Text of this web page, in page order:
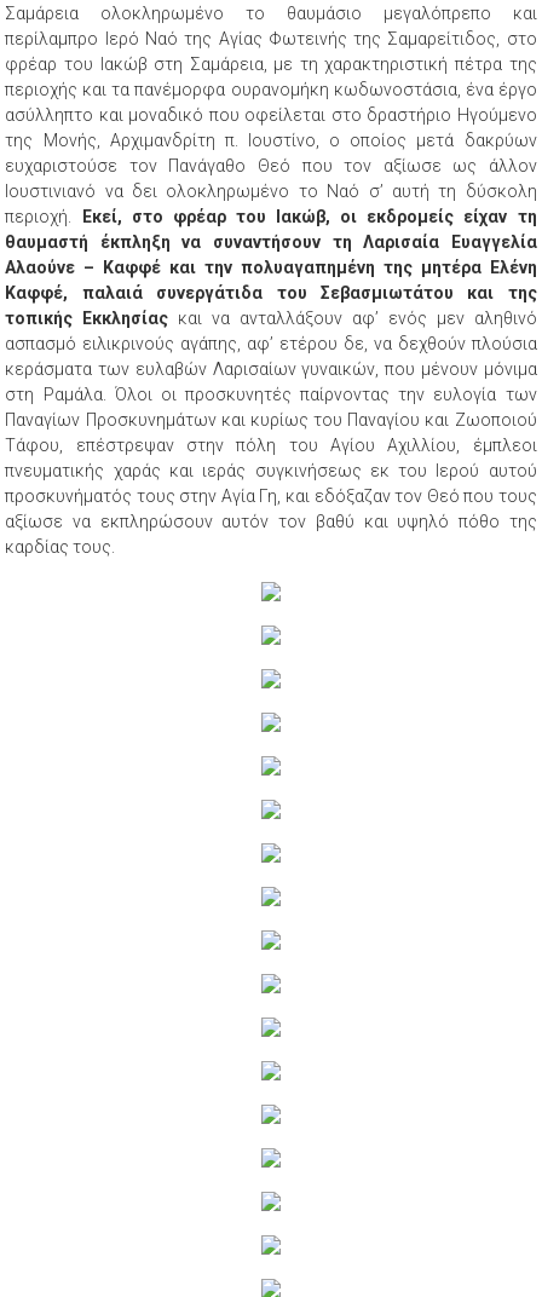
Σαμάρεια ολοκληρωμένο το θαυμάσιο μεγαλόπρεπο και
περίλαμπρο Ιερό Ναό της Αγίας Φωτεινής της Σαμαρείτιδος, στο
φρέαρ του Ιακώβ στη Σαμάρεια, με τη χαρακτηριστική πέτρα της
περιοχής και τα πανέμορφα ουρανομήκη κωδωνοστάσια, ένα έργο
ασύλληπτο και μοναδικό που οφείλεται στο δραστήριο Ηγούμενο
της Μονής, Αρχιμανδρίτη π. Ιουστίνο, ο οποίος μετά δακρύων
ευχαριστούσε τον Πανάγαθο Θεό που τον αξίωσε ως άλλον
Ιουστινιανό να δει ολοκληρωμένο το Ναό σ’ αυτή τη δύσκολη
περιοχή.
Εκεί, στο φρέαρ του Ιακώβ, οι εκδρομείς είχαν τη
θαυμαστή έκπληξη να συναντήσουν τη Λαρισαία Ευαγγελία
Αλαούνε – Καφφέ και την πολυαγαπημένη της μητέρα Ελένη
Καφφέ, παλαιά συνεργάτιδα του Σεβασμιωτάτου και της
τοπικής Εκκλησίας και να ανταλλάξουν αφ’ ενός μεν αληθινό
ασπασμό ειλικρινούς αγάπης, αφ’ ετέρου δε, να δεχθούν πλούσια
κεράσματα των ευλαβών Λαρισαίων γυναικών, που μένουν μόνιμα
στη Ραμάλα. Όλοι οι προσκυνητές παίρνοντας την ευλογία των
Παναγίων Προσκυνημάτων και κυρίως του Παναγίου και Ζωοποιού
Τάφου, επέστρεψαν στην πόλη του Αγίου Αχιλλίου, έμπλεοι
πνευματικής χαράς και ιεράς συγκινήσεως εκ του Ιερού αυτού
προσκυνήματός τους στην Αγία Γη, και εδόξαζαν τον Θεό που τους
αξίωσε να εκπληρώσουν αυτόν τον βαθύ και υψηλό πόθο της
καρδίας τους.